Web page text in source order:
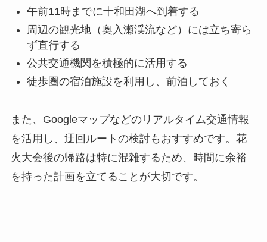
午前11時までに十和田湖へ到着する
周辺の観光地（奥入瀬渓流など）には立ち寄ら
ず直行する
公共交通機関を積極的に活用する
徒歩圏の宿泊施設を利用し、前泊しておく
また、Googleマップなどのリアルタイム交通情報
を活用し、迂回ルートの検討もおすすめです。花
火大会後の帰路は特に混雑するため、時間に余裕
を持った計画を立てることが大切です。